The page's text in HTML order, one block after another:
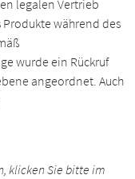
legalen Vertrieb
während des
wurde ein Rückruf
angeordnet. Auch
klicken Sie bitte im